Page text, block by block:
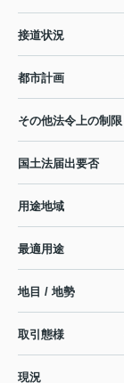
接道状況
都市計画
その他法令上の制限
国土法届出要否
用途地域
最適用途
地目 / 地勢
取引態様
現況